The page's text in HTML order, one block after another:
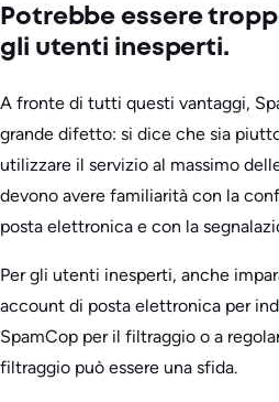
Potrebbe essere
gli utenti inesperti.
A fronte di tutti questi vantaggi,
grande difetto: si dice che sia
utilizzare il servizio al massimo
devono avere familiarità con la
posta elettronica e con la
Per gli utenti inesperti, anche
account di posta elettronica per
SpamCop per il filtraggio o a
filtraggio può essere una sfida.